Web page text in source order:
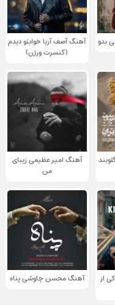
بدو
آهنگ آصف آریا خوابتو دیدم
(کنسرت ورژن)
آهنگ امیر عظیمی زیبای
من
از
آهنگ محسن چاوشی پناه